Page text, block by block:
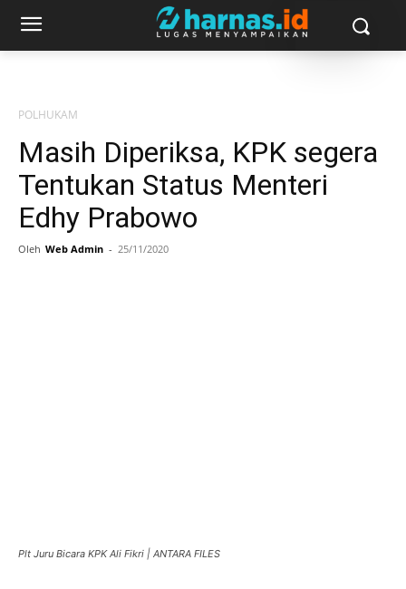
POLHUKAM
Masih Diperiksa, KPK segera
Tentukan Status Menteri
Edhy Prabowo
Oleh Web Admin - 25/11/2020
Plt Juru Bicara KPK Ali Fikri | ANTARA FILES